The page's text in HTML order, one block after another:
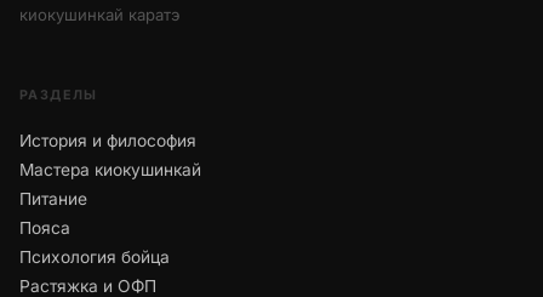
киокушинкай каратэ
РАЗДЕЛЫ
История и философия
Мастера киокушинкай
Питание
Пояса
Психология бойца
Растяжка и ОФП